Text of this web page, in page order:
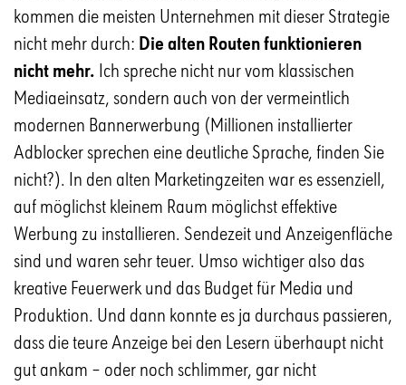
kommen die meisten Unternehmen mit dieser Strategie
nicht mehr durch: Die alten Routen funktionieren
nicht mehr. Ich spreche nicht nur vom klassischen
Mediaeinsatz, sondern auch von der vermeintlich
modernen Bannerwerbung (Millionen installierter
Adblocker sprechen eine deutliche Sprache, finden Sie
nicht?). In den alten Marketingzeiten war es essenziell,
auf möglichst kleinem Raum möglichst effektive
Werbung zu installieren. Sendezeit und Anzeigenfläche
sind und waren sehr teuer. Umso wichtiger also das
kreative Feuerwerk und das Budget für Media und
Produktion. Und dann konnte es ja durchaus passieren,
dass die teure Anzeige bei den Lesern überhaupt nicht
gut ankam – oder noch schlimmer, gar nicht